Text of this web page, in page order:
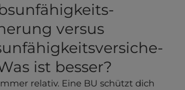
versus
ist besser?
relativ. Eine BU schützt dich